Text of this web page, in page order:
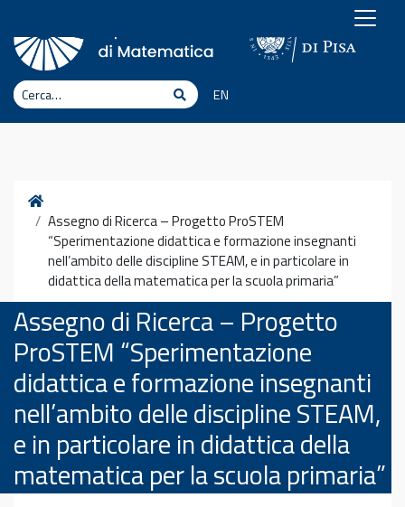
Cerca CercaEN
Home
Assegno di Ricerca – Progetto ProSTEM
“Sperimentazione didattica e formazione insegnanti
nell’ambito delle discipline STEAM, e in particolare in
didattica della matematica per la scuola primaria”
Assegno di Ricerca – Progetto
ProSTEM “Sperimentazione
didattica e formazione insegnanti
nell’ambito delle discipline STEAM,
e in particolare in didattica della
matematica per la scuola primaria”